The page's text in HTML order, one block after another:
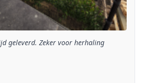
geleverd. Zeker voor herhaling